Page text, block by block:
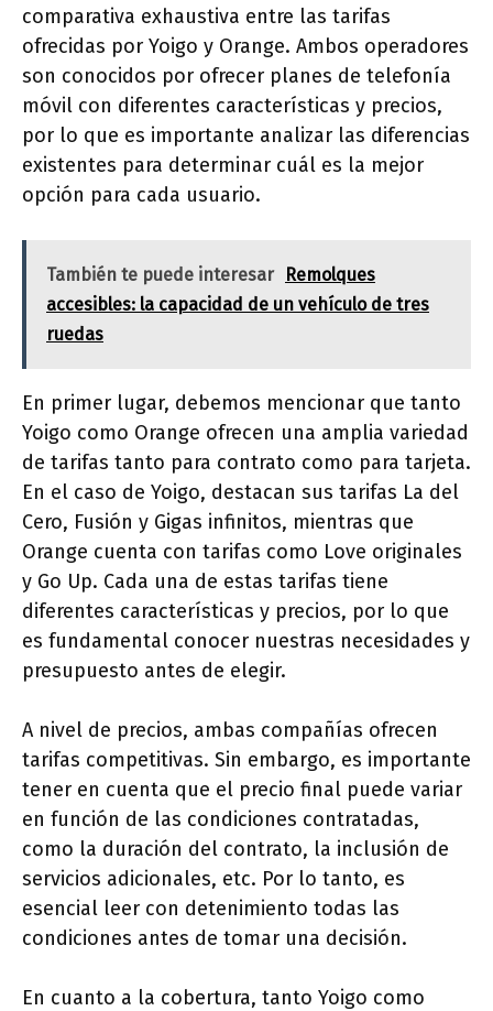
comparativa exhaustiva entre las tarifas
ofrecidas por Yoigo y Orange. Ambos operadores
son conocidos por ofrecer planes de telefonía
móvil con diferentes características y precios,
por lo que es importante analizar las diferencias
existentes para determinar cuál es la mejor
opción para cada usuario.
También te puede interesar
Remolques
accesibles: la capacidad de un vehículo de tres
ruedas
En primer lugar, debemos mencionar que tanto
Yoigo como Orange ofrecen una amplia variedad
de tarifas tanto para contrato como para tarjeta.
En el caso de Yoigo, destacan sus tarifas La del
Cero, Fusión y Gigas infinitos, mientras que
Orange cuenta con tarifas como Love originales
y Go Up. Cada una de estas tarifas tiene
diferentes características y precios, por lo que
es fundamental conocer nuestras necesidades y
presupuesto antes de elegir.
A nivel de precios, ambas compañías ofrecen
tarifas competitivas. Sin embargo, es importante
tener en cuenta que el precio final puede variar
en función de las condiciones contratadas,
como la duración del contrato, la inclusión de
servicios adicionales, etc. Por lo tanto, es
esencial leer con detenimiento todas las
condiciones antes de tomar una decisión.
En cuanto a la cobertura, tanto Yoigo como